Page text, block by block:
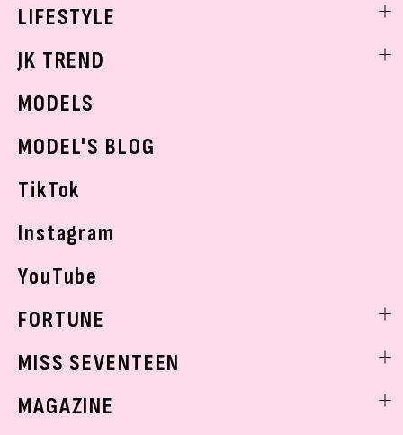
ボディケア
学校ヘアメイク
K-POP
LIFESTYLE
モデルの購入品
おでかけ
JK TREND
MODELS
MODEL'S BLOG
TikTok
Instagram
YouTube
FORTUNE
MISS SEVENTEEN
MAGAZINE